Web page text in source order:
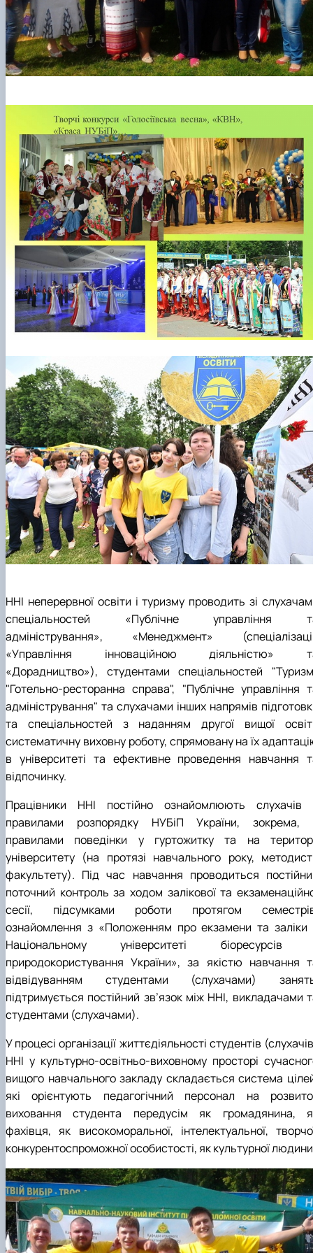
ННІ неперервної освіти і туризму проводить зі
спеціальностей «Публічне управління
адміністрування», «Менеджмент»
«Управління інноваційною діяльністю»
«Дорадництво»), студентами спеціальностей
"Готельно-ресторанна справа", "Публічне управління
адміністрування" та слухачами інших напрямів
та спеціальностей з наданням другої вищої
систематичну виховну роботу, спрямовану на їх
в університеті та ефективне проведення навчання
відпочинку.
Працівники ННІ постійно ознайомлюють слухачів
правилами розпорядку НУБіП України, зокрема,
правилами поведінки у гуртожитку та на
університету (на протязі навчального року,
факультету). Під час навчання проводиться
поточний контроль за ходом залікової та
сесії, підсумками роботи протягом
ознайомлення з «Положенням про екзамени та заліки
Національному університеті біоресурсів
природокористування України», за якістю навчання
відвідуванням студентами (слухачами)
підтримується постійний зв’язок між ННІ, викладачами
студентами (слухачами).
У процесі організації життєдіяльності студентів
ННІ у культурно-освітньо-виховному просторі
вищого навчального закладу складається система
які орієнтують педагогічний персонал на
виховання студента передусім як громадянина,
фахівця, як високоморальної, інтелектуальної,
конкурентоспроможної особистості, як культурної